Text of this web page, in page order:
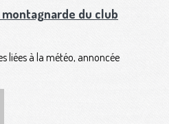
du club
liées à la météo, annoncée